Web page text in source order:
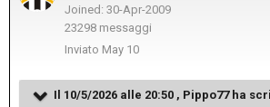
Joined: 30-Apr-2009
23298 messaggi
Inviato May 10
Il 10/5/2026 alle 20:50 , Pippo77ha